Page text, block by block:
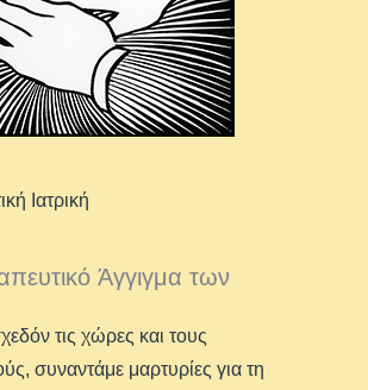
Ιατρική
Άγγιγμα των
τις χώρες και τους
συναντάμε μαρτυρίες για τη